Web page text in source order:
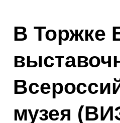
В Торжке
музея